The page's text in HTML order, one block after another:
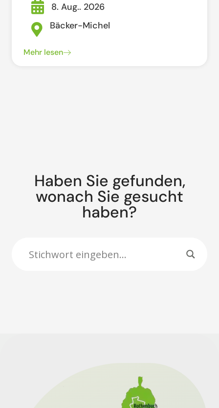
8. Aug.. 2026
Bäcker-Michel
Mehr lesen
Haben Sie gefunden,
wonach Sie gesucht
haben?